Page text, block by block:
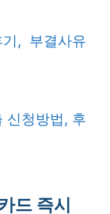
, 부결사유
신청방법, 후
드 즉시